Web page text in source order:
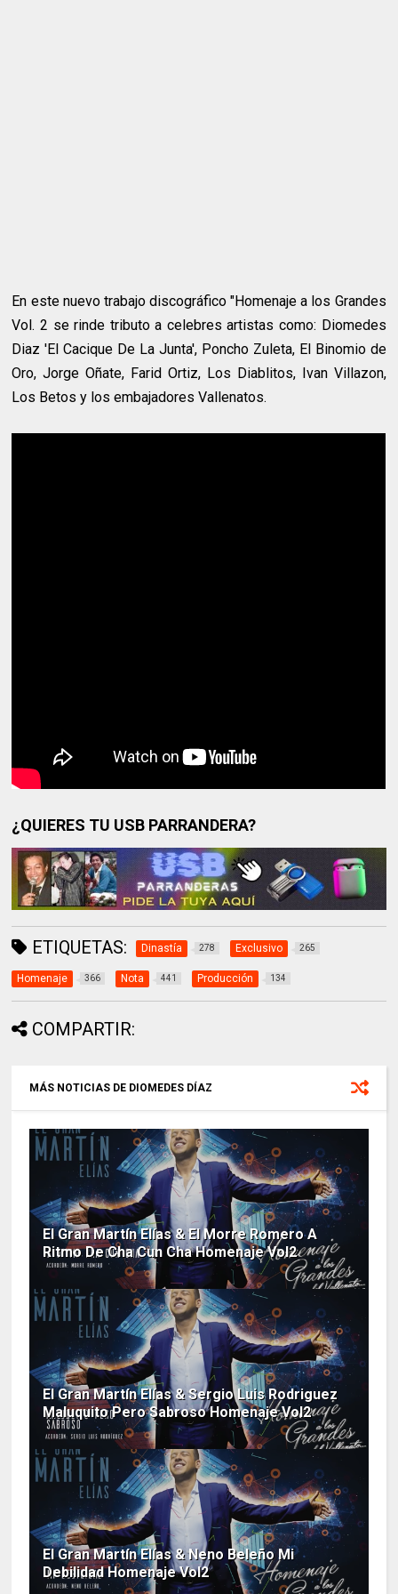
En este nuevo trabajo discográfico "Homenaje a los Grandes
Vol. 2 se rinde tributo a celebres artistas como: Diomedes
Diaz 'El Cacique De La Junta', Poncho Zuleta, El Binomio de
Oro, Jorge Oñate, Farid Ortiz, Los Diablitos, Ivan Villazon,
Los Betos y los embajadores Vallenatos.
¿QUIERES TU USB PARRANDERA?
ETIQUETAS: Dinastía 278 Exclusivo 265
Homenaje 366 Nota 441 Producción 134
COMPARTIR:
MÁS NOTICIAS DE DIOMEDES DÍAZ
El Gran Martín Elías & El Morre Romero A
Ritmo De Cha Cun Cha Homenaje Vol2
El Gran Martín Elías & Sergio Luis Rodriguez
Maluquito Pero Sabroso Homenaje Vol2
El Gran Martín Elías & Neno Beleño Mi
Debilidad Homenaje Vol2